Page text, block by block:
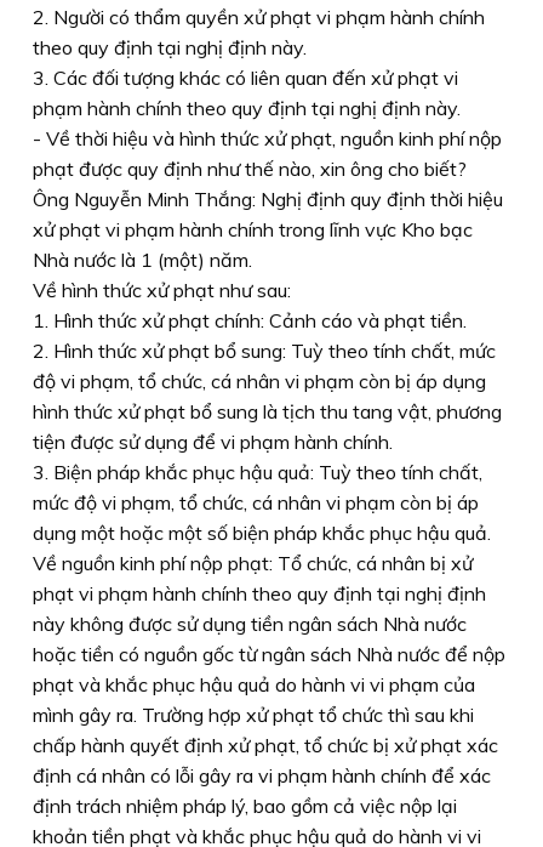
2. Người có thẩm quyền xử phạt vi phạm hành chính
theo quy định tại nghị định này.
3. Các đối tượng khác có liên quan đến xử phạt vi
phạm hành chính theo quy định tại nghị định này.
- Về thời hiệu và hình thức xử phạt, nguồn kinh phí nộp
phạt được quy định như thế nào, xin ông cho biết?
Ông Nguyễn Minh Thắng: Nghị định quy định thời hiệu
xử phạt vi phạm hành chính trong lĩnh vực Kho bạc
Nhà nước là 1 (một) năm.
Về hình thức xử phạt như sau:
1. Hình thức xử phạt chính: Cảnh cáo và phạt tiền.
2. Hình thức xử phạt bổ sung: Tuỳ theo tính chất, mức
độ vi phạm, tổ chức, cá nhân vi phạm còn bị áp dụng
hình thức xử phạt bổ sung là tịch thu tang vật, phương
tiện được sử dụng để vi phạm hành chính.
3. Biện pháp khắc phục hậu quả: Tuỳ theo tính chất,
mức độ vi phạm, tổ chức, cá nhân vi phạm còn bị áp
dụng một hoặc một số biện pháp khắc phục hậu quả.
Về nguồn kinh phí nộp phạt: Tổ chức, cá nhân bị xử
phạt vi phạm hành chính theo quy định tại nghị định
này không được sử dụng tiền ngân sách Nhà nước
hoặc tiền có nguồn gốc từ ngân sách Nhà nước để nộp
phạt và khắc phục hậu quả do hành vi vi phạm của
mình gây ra. Trường hợp xử phạt tổ chức thì sau khi
chấp hành quyết định xử phạt, tổ chức bị xử phạt xác
định cá nhân có lỗi gây ra vi phạm hành chính để xác
định trách nhiệm pháp lý, bao gồm cả việc nộp lại
khoản tiền phạt và khắc phục hậu quả do hành vi vi